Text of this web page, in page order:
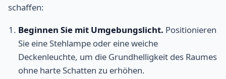
schaffen:
Beginnen Sie mit Umgebungslicht. Positionieren
Sie eine Stehlampe oder eine weiche
Deckenleuchte, um die Grundhelligkeit des Raumes
ohne harte Schatten zu erhöhen.